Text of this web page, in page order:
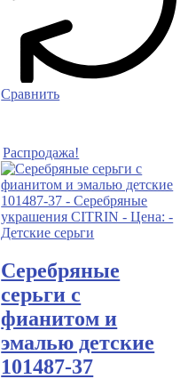
Сравнить
Распродажа!
Серебряные
серьги с
фианитом и
эмалью детские
101487-37